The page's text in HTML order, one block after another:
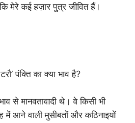
मेरे कई हज़ार पुत्र जीवित हैं।
पंक्ति का क्या भाव है?
से मानवतावादी थे। वे किसी भी
में आने वाली मुसीबतों और कठिनाइयों